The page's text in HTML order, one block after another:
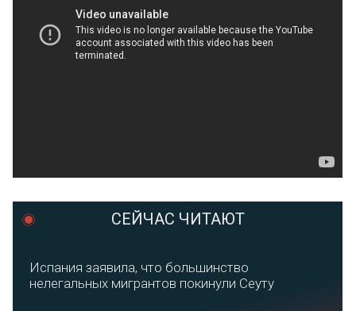
СЕЙЧАС ЧИТАЮТ
Испания заявила, что большинство
нелегальных мигрантов покинули Сеуту